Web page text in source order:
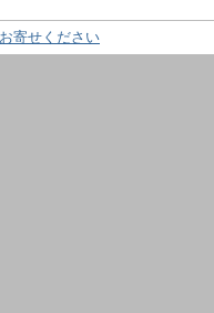
寄せください